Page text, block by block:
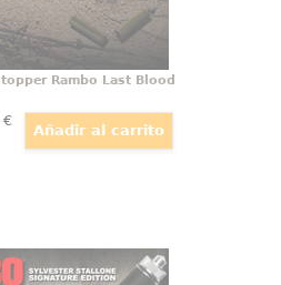
Rambo Last Blood
II Sylvester Stallone
Signature Edition